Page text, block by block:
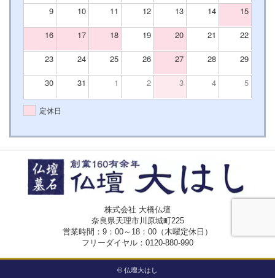
9 10 11 12 13 14 15
16 17 18 19 20 21 22
23 24 25 26 27 28 29
30 31 1 2 3 4 5
定休日
株式会社 大橋仏壇
奈良県天理市川原城町225
営業時間：9：00～18：00（木曜定休日）
フリーダイヤル： 0120-880-990
© 仏壇大はし